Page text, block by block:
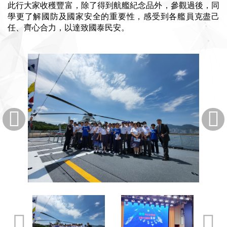
此行大家收穫豐富，除了得到航艦紀念品外，參觀過後，同
學更了解國防及國家安全的重要性，感受到各艦員克盡己
任、齊心合力，以達致國泰民安。